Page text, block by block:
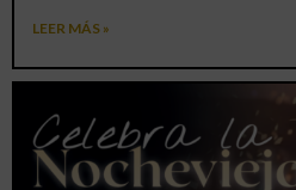
LEER MÁS »